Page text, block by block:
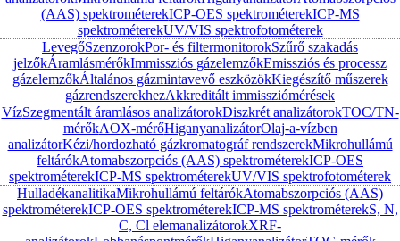
(AAS) spektrométerekICP-OES spektrométerekICP-MS
spektrométerekUV/VIS spektrofotométerek
LevegőSzenzorokPor- és filtermonitorokSzűrő szakadás
jelzőkÁramlásmérőkImmissziós gázelemzőkEmissziós és processz
gázelemzőkÁltalános gázmintavevő eszközökKiegészítő műszerek
gázrendszerekhezAkkreditált immissziómérések
VízSzegmentált áramlásos analizátorokDiszkrét analizátorokTOC/TN-
mérőkAOX-mérőHiganyanalizátorOlaj-a-vízben
analizátorKézi/hordozható gázkromatográf rendszerekMikrohullámú
feltárókAtomabszorpciós (AAS) spektrométerekICP-OES
spektrométerekICP-MS spektrométerekUV/VIS spektrofotométerek
HulladékanalitikaMikrohullámú feltárókAtomabszorpciós (AAS)
spektrométerekICP-OES spektrométerekICP-MS spektrométerekS, N,
C, Cl elemanalizátorokXRF-